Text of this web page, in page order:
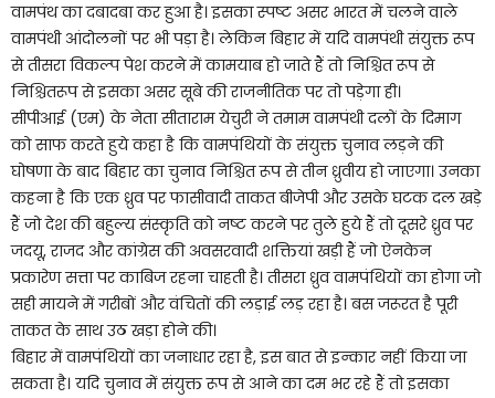
वामपंथ का दबादबा कर हुआ है। इसका स्पष्ट असर भारत में चलने वाले
वामपंथी आंदोलनों पर भी पड़ा है। लेकिन बिहार में यदि वामपंथी संयुक्त रूप
से तीसरा विकल्प पेश करने में कामयाब हो जाते हैं तो निश्चित रूप से
निश्चितरूप से इसका असर सूबे की राजनीतिक पर तो पड़ेगा ही।
सीपीआई (एम) के नेता सीताराम येचुरी ने तमाम वामपंथी दलों के दिमाग
को साफ करते हुये कहा है कि वामपंथियों के संयुक्त चुनाव लड़ने की
घोषणा के बाद बिहार का चुनाव निश्चित रूप से तीन ध्रुवीय हो जाएगा। उनका
कहना है कि एक ध्रुव पर फासीवादी ताकत बीजेपी और उसके घटक दल खड़े
हैं जो देश की बहुल्य संस्कृति को नष्ट करने पर तुले हुये हैं तो दूसरे ध्रुव पर
जदयू, राजद और कांग्रेस की अवसरवादी शक्तियां खड़ी हैं जो ऐनकेन
प्रकारेण सत्ता पर काबिज रहना चाहती है। तीसरा ध्रुव वामपंथियों का होगा जो
सही मायने में गरीबों और वंचितों की लड़ाई लड़ रहा है। बस जरूरत है पूरी
ताकत के साथ उठ खड़ा होने की।
बिहार में वामपंथियों का जनाधार रहा है, इस बात से इन्कार नहीं किया जा
सकता है। यदि चुनाव में संयुक्त रूप से आने का दम भर रहे हैं तो इसका